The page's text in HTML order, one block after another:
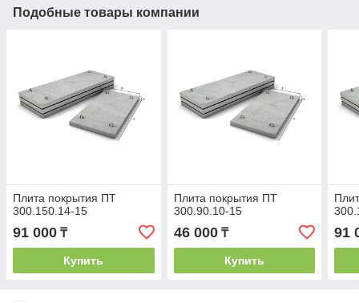
Подобные товары компании
Плита покрытия ПТ
300.150.14-15
91 000 ₸
Купить
Плита покрытия ПТ
300.90.10-15
46 000₸
Купить
91